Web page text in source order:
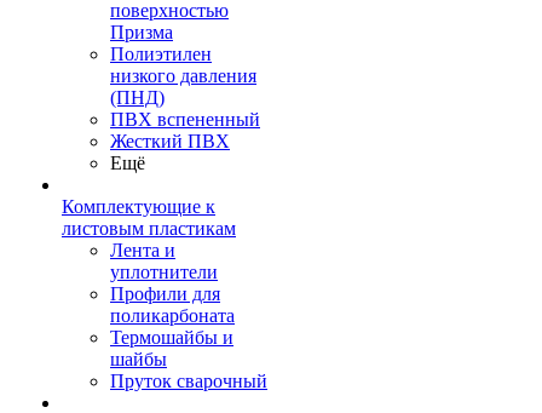
поверхностью
Призма
Полиэтилен
низкого давления
(ПНД)
ПВХ вспененный
Жесткий ПВХ
Ещё
Комплектующие к
листовым пластикам
Лента и
уплотнители
Профили для
поликарбоната
Термошайбы и
шайбы
Пруток сварочный